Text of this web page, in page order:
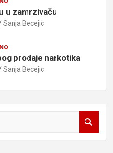
u zamrzivaču
Sanja Becejic
prodaje narkotika
Sanja Becejic